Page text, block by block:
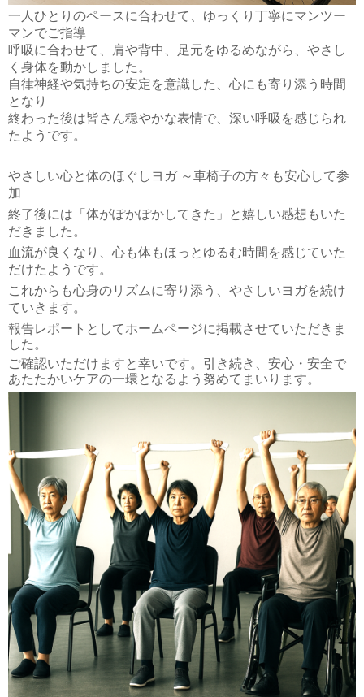
一人ひとりのペースに合わせて、ゆっくり丁寧にマンツー
マンでご指導
呼吸に合わせて、肩や背中、足元をゆるめながら、やさし
く身体を動かしました。
自律神経や気持ちの安定を意識した、心にも寄り添う時間
となり
終わった後は皆さん穏やかな表情で、深い呼吸を感じられ
たようです。
やさしい心と体のほぐしヨガ ～車椅子の方々も安心して参
加
終了後には「体がぽかぽかしてきた」と嬉しい感想もいた
だきました。
血流が良くなり、心も体もほっとゆるむ時間を感じていた
だけたようです。
これからも心身のリズムに寄り添う、やさしいヨガを続け
ていきます。
報告レポートとしてホームページに掲載させていただきま
した。
ご確認いただけますと幸いです。引き続き、安心・安全で
あたたかいケアの一環となるよう努めてまいります。